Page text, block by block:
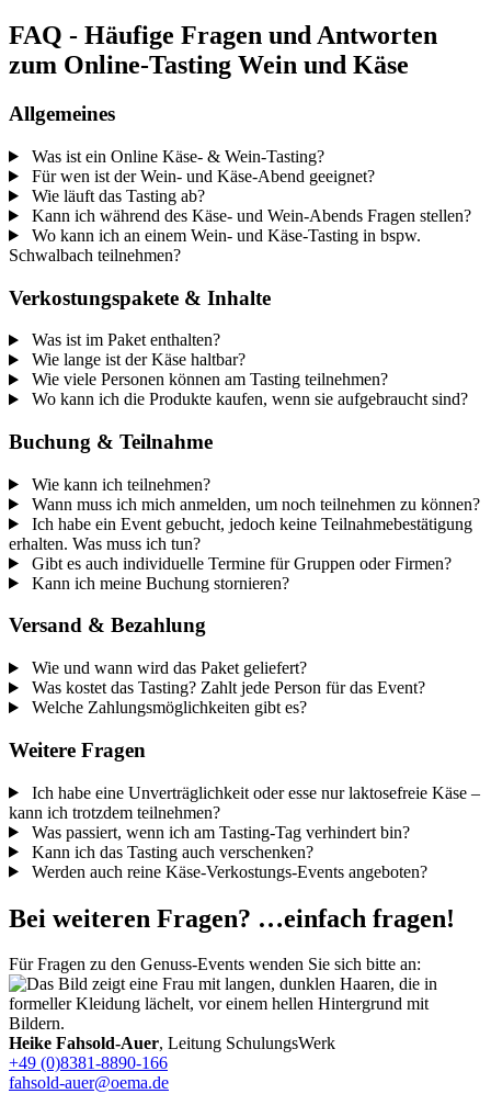
FAQ - Häufige Fragen und Antworten
zum Online-Tasting Wein und Käse
Allgemeines
Was ist ein Online Käse- & Wein-Tasting?
Für wen ist der Wein- und Käse-Abend geeignet?
Wie läuft das Tasting ab?
Kann ich während des Käse- und Wein-Abends Fragen stellen?
Wo kann ich an einem Wein- und Käse-Tasting in bspw.
Schwalbach teilnehmen?
Verkostungspakete & Inhalte
Was ist im Paket enthalten?
Wie lange ist der Käse haltbar?
Wie viele Personen können am Tasting teilnehmen?
Wo kann ich die Produkte kaufen, wenn sie aufgebraucht sind?
Buchung & Teilnahme
Wie kann ich teilnehmen?
Wann muss ich mich anmelden, um noch teilnehmen zu können?
Ich habe ein Event gebucht, jedoch keine Teilnahmebestätigung
erhalten. Was muss ich tun?
Gibt es auch individuelle Termine für Gruppen oder Firmen?
Kann ich meine Buchung stornieren?
Versand & Bezahlung
Wie und wann wird das Paket geliefert?
Was kostet das Tasting? Zahlt jede Person für das Event?
Welche Zahlungsmöglichkeiten gibt es?
Weitere Fragen
Ich habe eine Unverträglichkeit oder esse nur laktosefreie Käse –
kann ich trotzdem teilnehmen?
Was passiert, wenn ich am Tasting-Tag verhindert bin?
Kann ich das Tasting auch verschenken?
Werden auch reine Käse-Verkostungs-Events angeboten?
Bei weiteren Fragen? …einfach fragen!
Für Fragen zu den Genuss-Events wenden Sie sich bitte an:
Heike Fahsold-Auer, Leitung SchulungsWerk
+49 (0)8381-8890-166
fahsold-auer@oema.de